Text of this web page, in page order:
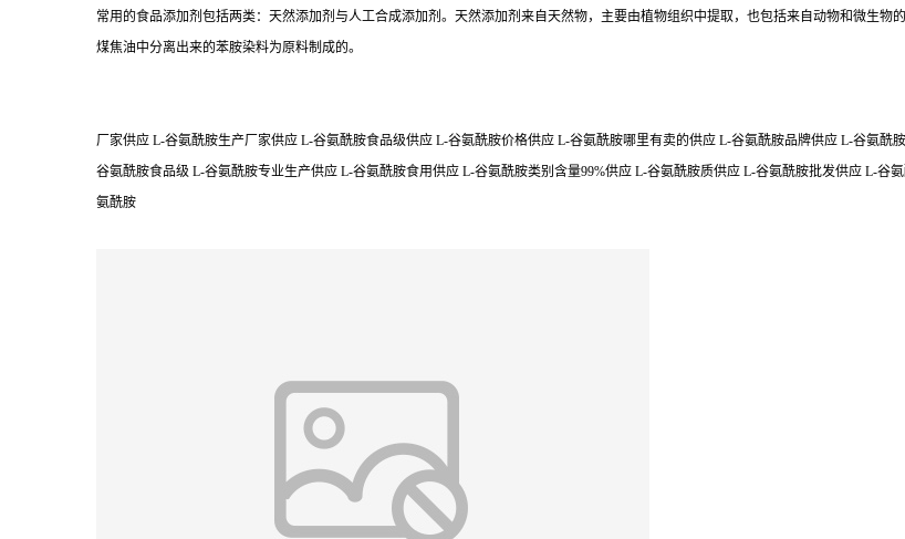
常用的食品添加剂包括两类：天然添加剂与人工合成添加剂。天然添加剂来自天然物，主要由植物组织中提取，也包括来自动物和微生
煤焦油中分离出来的苯胺染料为原料制成的。
厂家供应 L-谷氨酰胺生产厂家供应 L-谷氨酰胺食品级供应 L-谷氨酰胺价格供应 L-谷氨酰胺哪里有卖的供应 L-谷氨酰胺品牌供应 L-谷氨
谷氨酰胺食品级 L-谷氨酰胺专业生产供应 L-谷氨酰胺食用供应 L-谷氨酰胺类别含量99%供应 L-谷氨酰胺质供应 L-谷氨酰胺批发供应 L-
氨酰胺